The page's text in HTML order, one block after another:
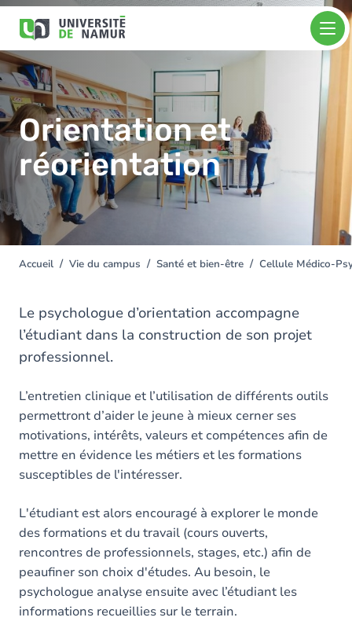
Aller au contenu principal
Aller
contenu
principal
Image
Orientation et
réorientation
You
here
Accueil Vie du campus Santé et bien-être Cellule Médico-
Le psychologue d’orientation accompagne
l’étudiant dans la construction de son projet
professionnel.
L’entretien clinique et l’utilisation de différents outils
permettront d’aider le jeune à mieux cerner ses
motivations, intérêts, valeurs et compétences afin de
mettre en évidence les métiers et les formations
susceptibles de l'intéresser.
L'étudiant est alors encouragé à explorer le monde
des formations et du travail (cours ouverts,
rencontres de professionnels, stages, etc.) afin de
peaufiner son choix d'études. Au besoin, le
psychologue analyse ensuite avec l’étudiant les
informations recueillies sur le terrain.